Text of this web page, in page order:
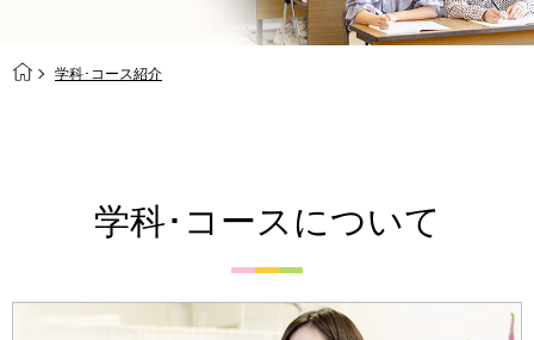
学科･コース紹介
学科･コースについて